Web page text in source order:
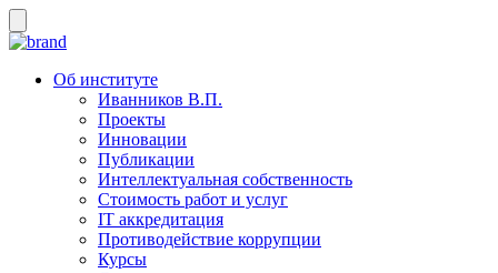
Об институте
Иванников В.П.
Проекты
Инновации
Публикации
Интеллектуальная собственность
Стоимость работ и услуг
IT аккредитация
Противодействие коррупции
Курсы